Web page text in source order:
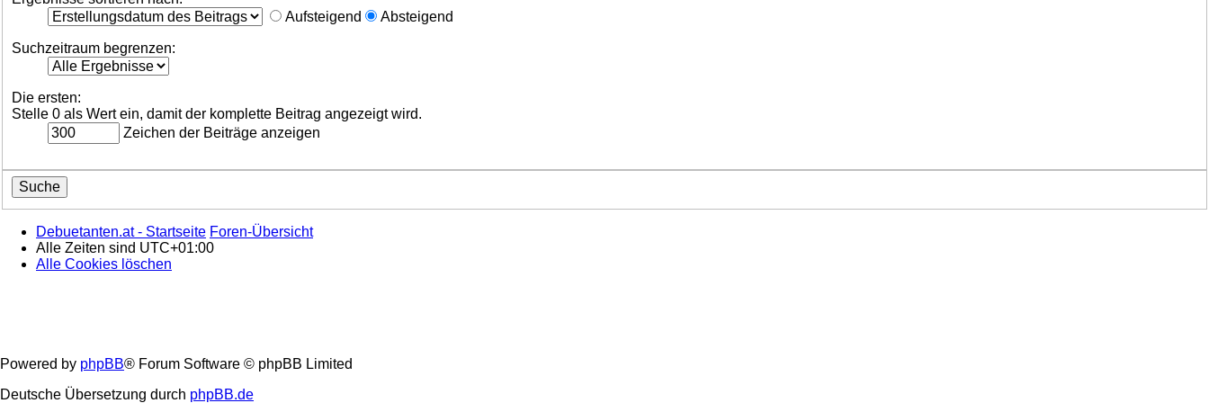
Aufsteigend
Absteigend
Suchzeitraum begrenzen:
Die ersten:
Stelle 0 als Wert ein, damit der komplette Beitrag angezeigt wird.
Zeichen der Beiträge anzeigen
Debuetanten.at - Startseite Foren-Übersicht
Alle Zeiten sind UTC+01:00
Alle Cookies löschen
Powered by phpBB® Forum Software © phpBB Limited
Deutsche Übersetzung durch phpBB.de